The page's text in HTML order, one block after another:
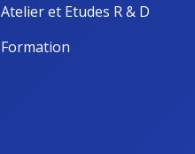
Atelier et Etudes R & D
Formation